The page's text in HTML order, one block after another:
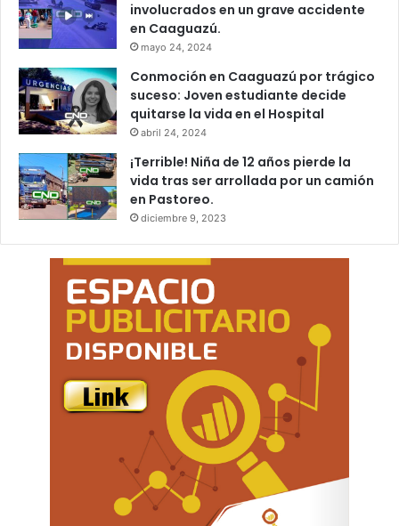
involucrados en un grave accidente
en Caaguazú.
mayo 24, 2024
Conmoción en Caaguazú por trágico
suceso: Joven estudiante decide
quitarse la vida en el Hospital
abril 24, 2024
¡Terrible! Niña de 12 años pierde la
vida tras ser arrollada por un camión
en Pastoreo.
diciembre 9, 2023